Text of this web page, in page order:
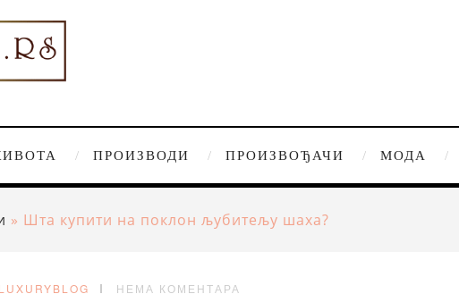
ПРОИЗВОДИ ПРОИЗВОЂАЧИ МОДА
» Шта купити на поклон љубитељу шаха?
НЕМА КОМЕНТАРА